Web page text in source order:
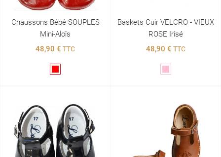
Chaussons Bébé SOUPLES
Mini-Aloïs
48,90 € TTC
Baskets Cuir VELCRO - VIEUX
ROSE Irisé
48,90 € TTC